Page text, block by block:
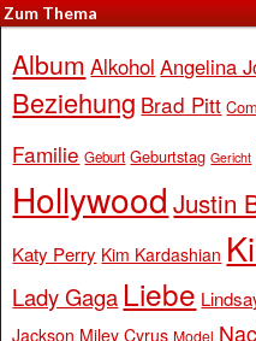
Zum Thema
Album Alkohol Angelina
Beziehung Brad Pitt
Familie Geburt Geburtstag Gericht
Hollywood Justin
Katy Perry Kim Kardashian
Lady Gaga Liebe
Jackson Miley Cyrus Model